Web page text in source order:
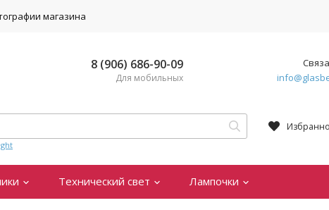
магазина
8 (906) 686-90-09
Для мобильных
Технический свет Лампочки